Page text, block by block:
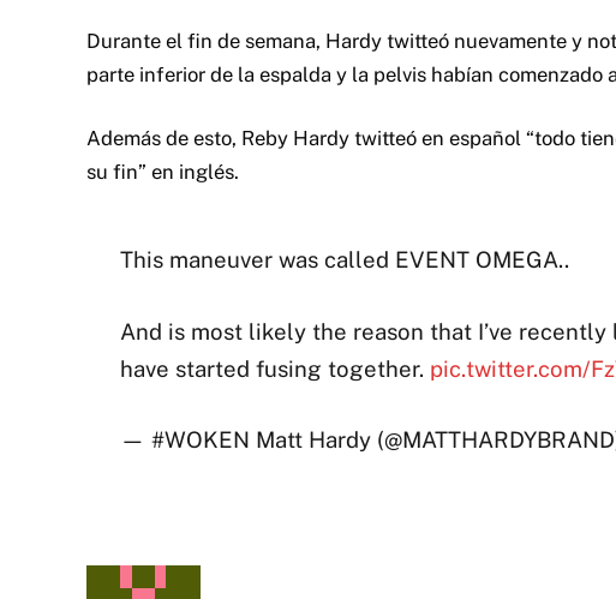
Durante el fin de semana, Hardy twitteó nuevamente y
parte inferior de la espalda y la pelvis habían comenzado
Además de esto, Reby Hardy twitteó en español “todo
su fin” en inglés.
This maneuver was called EVENT OMEGA..
And is most likely the reason that I’ve
have started fusing together. pic.twitter.com/
— #WOKEN Matt Hardy